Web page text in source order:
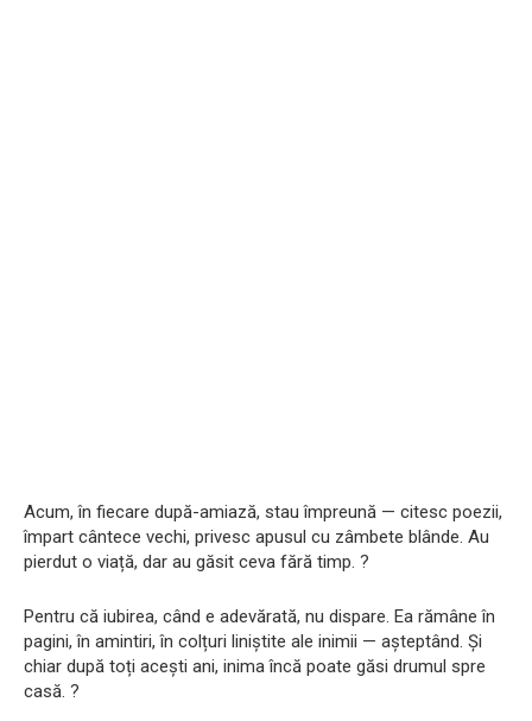
Acum, în fiecare după-amiază, stau împreună — citesc poezii,
împart cântece vechi, privesc apusul cu zâmbete blânde. Au
pierdut o viață, dar au găsit ceva fără timp. ?
Pentru că iubirea, când e adevărată, nu dispare. Ea rămâne în
pagini, în amintiri, în colțuri liniștite ale inimii — așteptând. Și
chiar după toți acești ani, inima încă poate găsi drumul spre
casă. ?️